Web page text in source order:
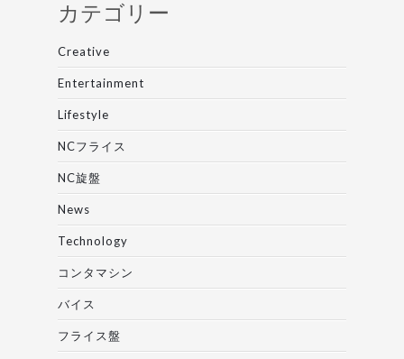
カテゴリー
Creative
Entertainment
Lifestyle
NCフライス
NC旋盤
News
Technology
コンタマシン
バイス
フライス盤